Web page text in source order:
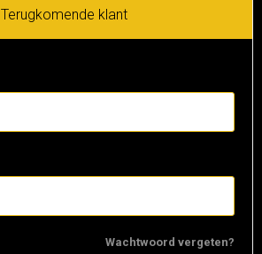
Terugkomende klant
Wachtwoord vergeten?